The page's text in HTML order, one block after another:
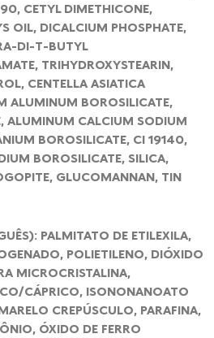
CETYL DIMETHICONE,
OIL, DICALCIUM PHOSPHATE,
DI-T-BUTYL
TRIHYDROXYSTEARIN,
CENTELLA ASIATICA
ALUMINUM BOROSILICATE,
ALUMINUM CALCIUM SODIUM
BOROSILICATE, CI 19140,
BOROSILICATE, SILICA,
GLUCOMANNAN, TIN
PALMITATO DE ETILEXILA,
POLIETILENO, DIÓXIDO
MICROCRISTALINA,
CÁPRICO, ISONONANOATO
CREPÚSCULO, PARAFINA,
ÓXIDO DE FERRO